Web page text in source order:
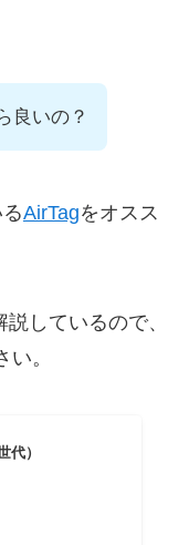
良いの？
AirTagをオスス
説しているので、
。
代）